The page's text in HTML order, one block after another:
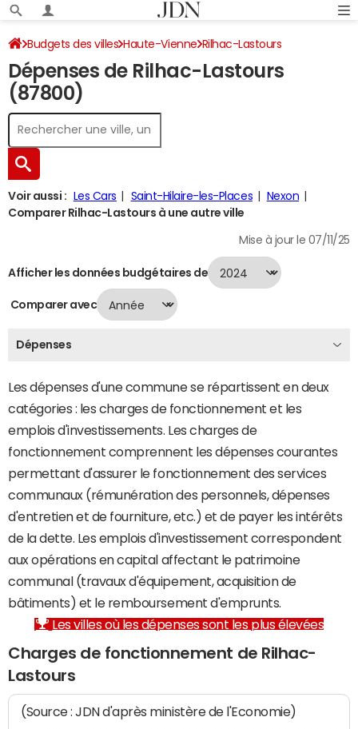
Budgets des villes Haute-Vienne Rilhac-Lastours
Dépenses 2024
Dépenses de Rilhac-Lastours
(87800)
Voir aussi : Les Cars Saint-Hilaire-les-Places
Nexon
Comparer Rilhac-Lastours à une autre ville
Mise à jour le 07/11/25
Afficher les données budgétaires de
Comparer avec
Dépenses
Les dépenses d'une commune se répartissent en deux
catégories : les charges de fonctionnement et les
emplois d'investissements. Les charges de
fonctionnement comprennent les dépenses courantes
permettant d'assurer le fonctionnement des services
communaux (rémunération des personnels, dépenses
d'entretien et de fourniture, etc.) et de payer les intérêts
de la dette. Les emplois d'investissement correspondent
aux opérations en capital affectant le patrimoine
communal (travaux d'équipement, acquisition de
bâtiments) et le remboursement d'emprunts.
Les villes où les dépenses sont les plus élevées
Charges de fonctionnement de Rilhac-
Lastours
(Source : JDN d'après ministère de l'Economie)